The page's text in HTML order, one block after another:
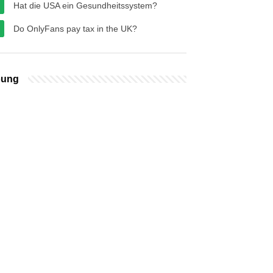
Hat die USA ein Gesundheitssystem?
Do OnlyFans pay tax in the UK?